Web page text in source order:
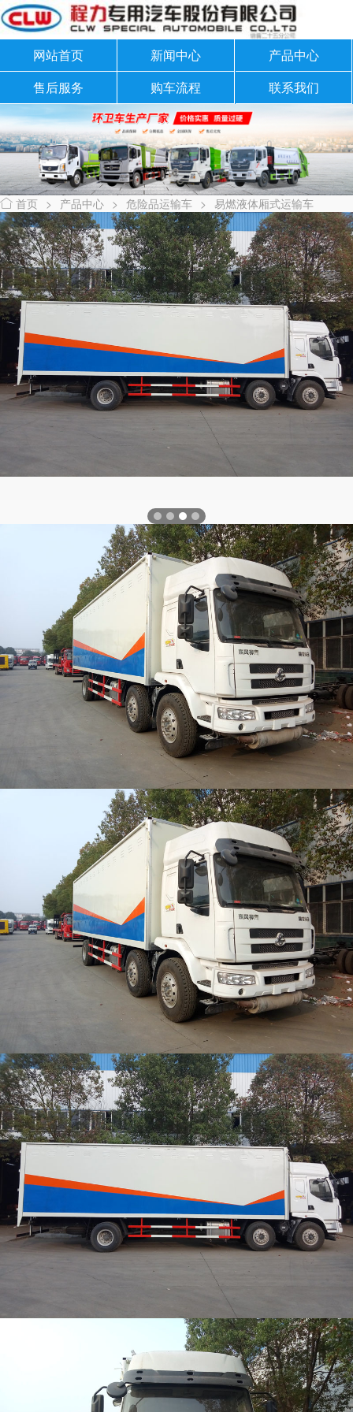
网站首页 新闻中心
产品中心
售后服务
购车流程 联系我们
 首页 > 产品中心 > 危险品运输车 > 易燃液体厢式运输车